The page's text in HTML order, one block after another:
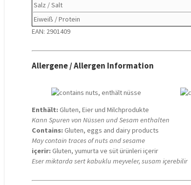
Salz / Salt
Eiweiß / Protein
EAN: 2901409
Allergene / Allergen Information
Enthält: Gluten, Eier und Milchprodukte
Kann Spuren von Nüssen und Sesam enthalten
Contains: Gluten, eggs and dairy products
May contain traces of nuts and sesame
içerir: Gluten, yumurta ve süt ürünleri içerir
Eser miktarda sert kabuklu meyveler, susam içerebilir